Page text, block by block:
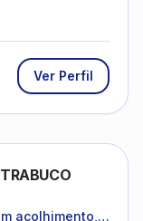
Ver Perfil
acolhimento,